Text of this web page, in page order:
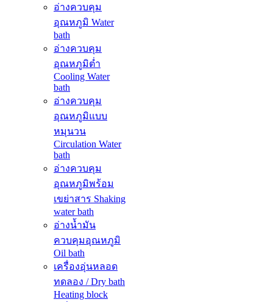
อ่างควบคุม
อุณหภูมิ Water
bath
อ่างควบคุม
อุณหภูมิต่ำ
Cooling Water
bath
อ่างควบคุม
อุณหภูมิแบบ
หมุนวน
Circulation Water
bath
อ่างควบคุม
อุณหภูมิพร้อม
เขย่าสาร Shaking
water bath
อ่างน้ำมัน
ควบคุมอุณหภูมิ
Oil bath
เครื่องอุ่นหลอด
ทดลอง / Dry bath
Heating block